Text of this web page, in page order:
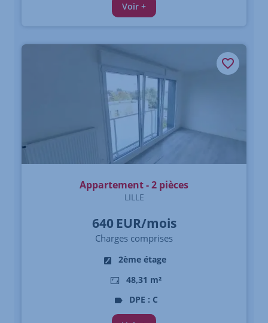
Voir +
Appartement - 2 pièces
LILLE
640 EUR/mois
Charges comprises
2ème étage
48,31 m²
DPE : C